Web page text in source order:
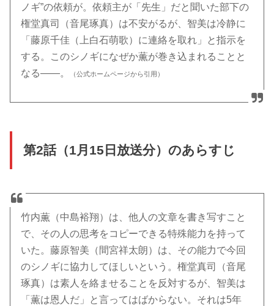
ノギ”の依頼が。依頼主が「先生」だと聞いた部下の
権堂真司（音尾琢真）は不安がるが、智美は冷静に
「藤原千佳（上白石萌歌）に連絡を取れ」と指示を
する。このシノギになぜか薫が巻き込まれることと
なる――。
（公式ホームページから引用）
第2話（1月15日放送分）のあらすじ
竹内薫（中島裕翔）は、他人の文章を書き写すこと
で、その人の思考をコピーできる特殊能力を持って
いた。藤原智美（間宮祥太朗）は、その能力で今回
のシノギに協力してほしいという。権堂真司（音尾
琢真）は素人を絡ませることを反対するが、智美は
「薫は恩人だ」と言ってはばからない。それは5年